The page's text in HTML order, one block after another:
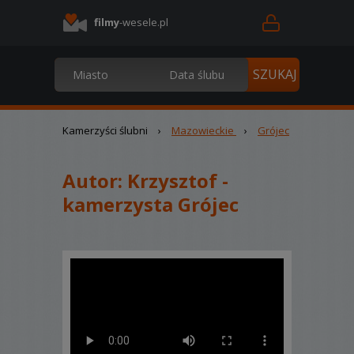
filmy-wesele.pl
Kamerzyści ślubni › Mazowieckie › Grójec
Autor: Krzysztof -
kamerzysta Grójec